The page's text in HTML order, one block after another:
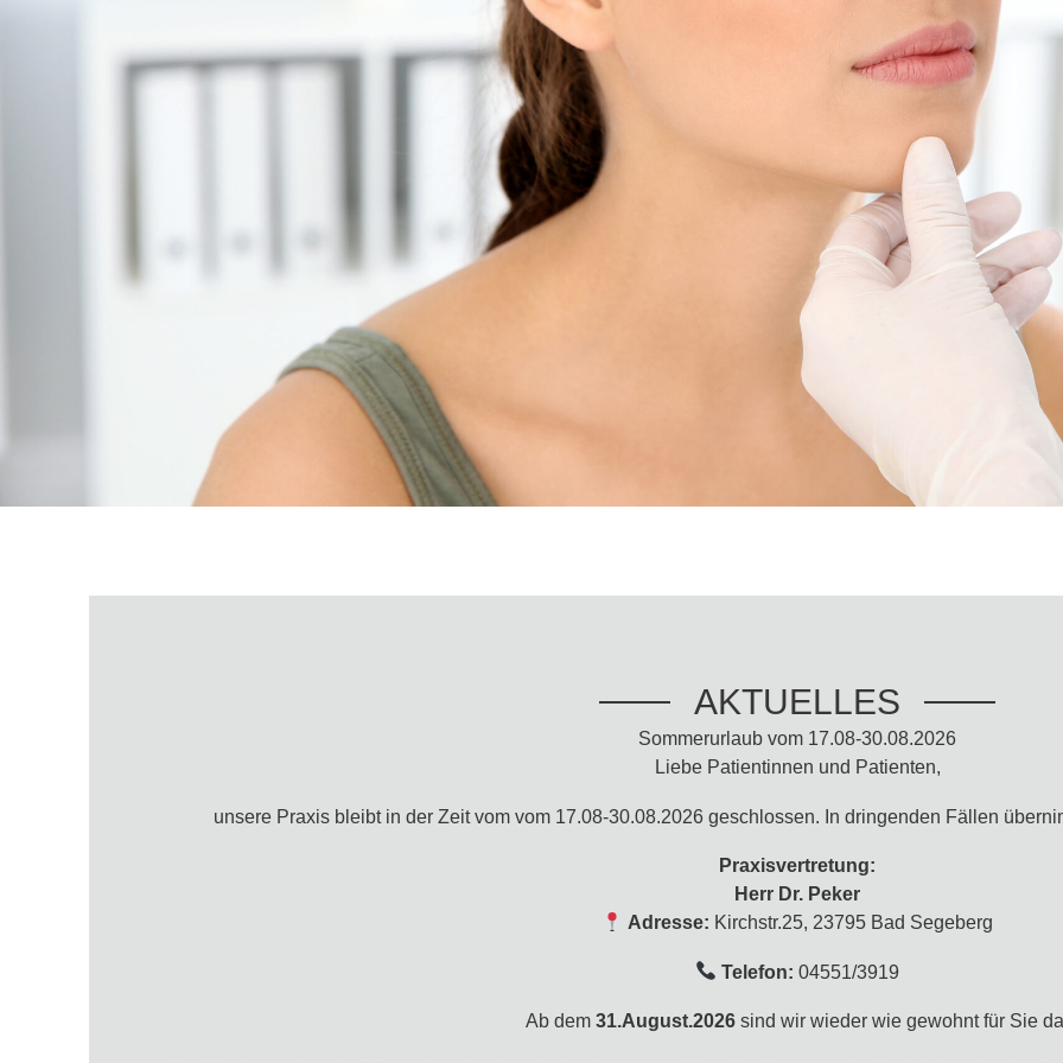
AKTUELLES
Sommerurlaub vom 17.08-30.08.2026
Liebe Patientinnen und Patienten,
unsere Praxis bleibt in der Zeit vom vom 17.08-30.08.2026 geschlossen. In dringenden Fällen
Praxisvertretung:
Herr Dr. Peker
Adresse: Kirchstr.25, 23795 Bad Segeberg
Telefon: 04551/3919
Ab dem 31.August.2026 sind wir wieder wie gewohnt für Sie